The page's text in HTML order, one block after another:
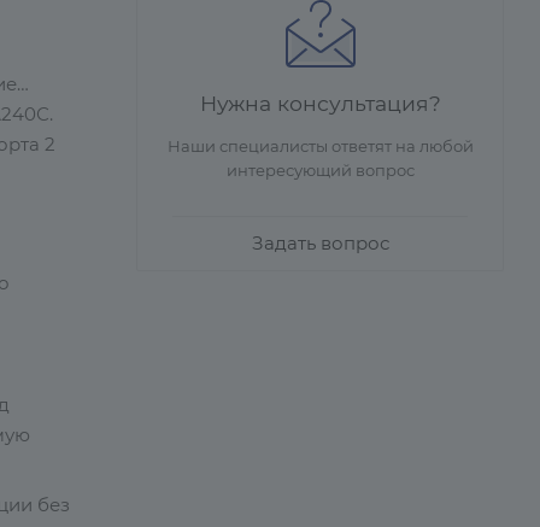
2
без
Нужна консультация?
Наши специалисты ответят на любой
интересующий вопрос
Задать вопрос